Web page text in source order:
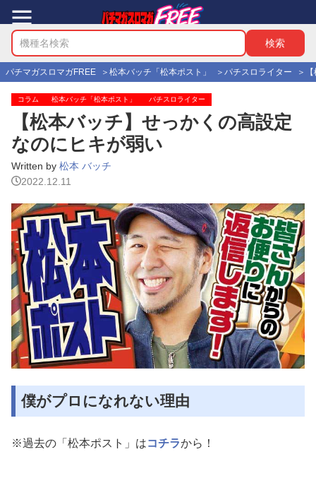
パチマガスロマガFREE 松本バッチ「松本ポスト」 パチスロライター
コラム 松本バッチ「松本ポスト」 パチスロライター
【松本バッチ】せっかくの高設定
なのにヒキが弱い
Written by 松本 バッチ
2022.12.11
僕がプロになれない理由
※過去の「松本ポスト」はコチラから！